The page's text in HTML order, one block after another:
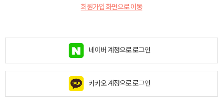
회원가입 화면으로 이동
네이버 계정으로 로그인
카카오 계정으로 로그인